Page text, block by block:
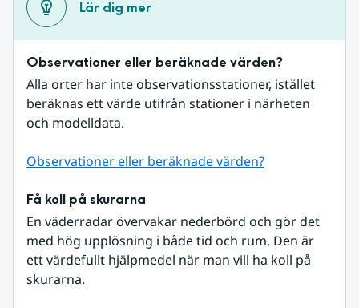
Lär dig mer
Observationer eller beräknade värden?
Alla orter har inte observationsstationer, istället
beräknas ett värde utifrån stationer i närheten
och modelldata.
Observationer eller beräknade värden?
Få koll på skurarna
En väderradar övervakar nederbörd och gör det
med hög upplösning i både tid och rum. Den är
ett värdefullt hjälpmedel när man vill ha koll på
skurarna.